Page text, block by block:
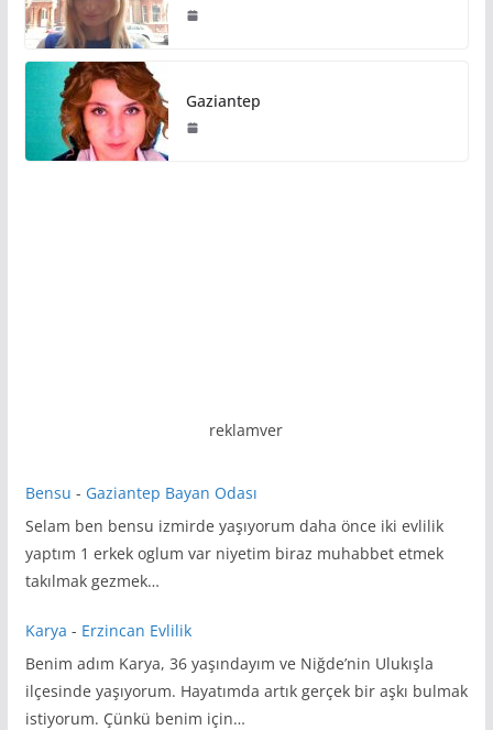
Gaziantep
reklamver
Bensu - Gaziantep Bayan Odası
Selam ben bensu izmirde yaşıyorum daha önce iki evlilik
yaptım 1 erkek oglum var niyetim biraz muhabbet etmek
takılmak gezmek…
Karya - Erzincan Evlilik
Benim adım Karya, 36 yaşındayım ve Niğde’nin Ulukışla
ilçesinde yaşıyorum. Hayatımda artık gerçek bir aşkı bulmak
istiyorum. Çünkü benim için…